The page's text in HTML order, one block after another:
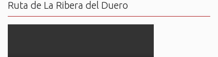
Ruta de La Ribera del Duero